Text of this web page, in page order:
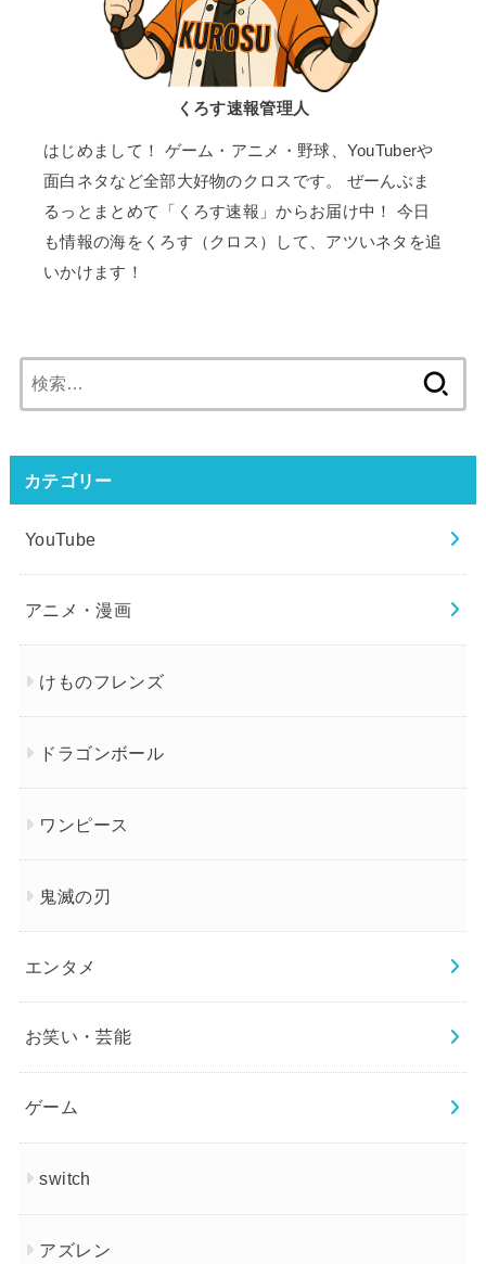
くろす速報管理人
はじめまして！ ゲーム・アニメ・野球、YouTuberや
面白ネタなど全部大好物のクロスです。 ぜーんぶま
るっとまとめて「くろす速報」からお届け中！ 今日
も情報の海をくろす（クロス）して、アツいネタを追
いかけます！
索:
カテゴリー
YouTube
アニメ・漫画
けものフレンズ
ドラゴンボール
ワンピース
鬼滅の刃
エンタメ
お笑い・芸能
ゲーム
switch
アズレン